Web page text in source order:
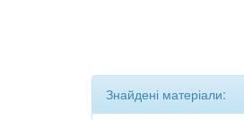
Знайдені матеріали: